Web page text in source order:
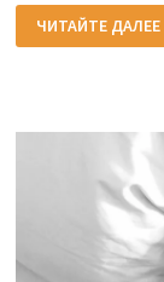
СТРАНЫ
АФРИКИ
—
ТУРИСТА
ЧИТАЙТЕ ДАЛЕЕ